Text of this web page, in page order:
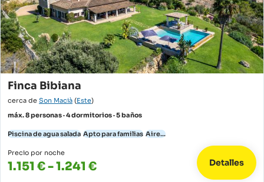
Finca Bibiana
cerca de Son Macià (Este)
máx. 8 personas · 4 dormitorios · 5 baños
Piscina de agua salada Apto para familias Aire...
Precio por noche
1.151 € - 1.241 € Detalles